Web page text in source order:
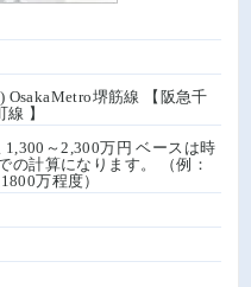
OsakaMetro堺筋線 【阪急千
】
～2,300万円 ベースは時
の計算になります。 （例：
万程度）